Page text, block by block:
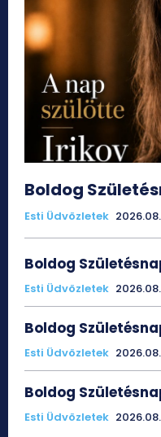
Boldog
Esti Üdvözletek
Boldog
Esti Üdvözletek
Boldog
Esti Üdvözletek
Boldog
Esti Üdvözletek